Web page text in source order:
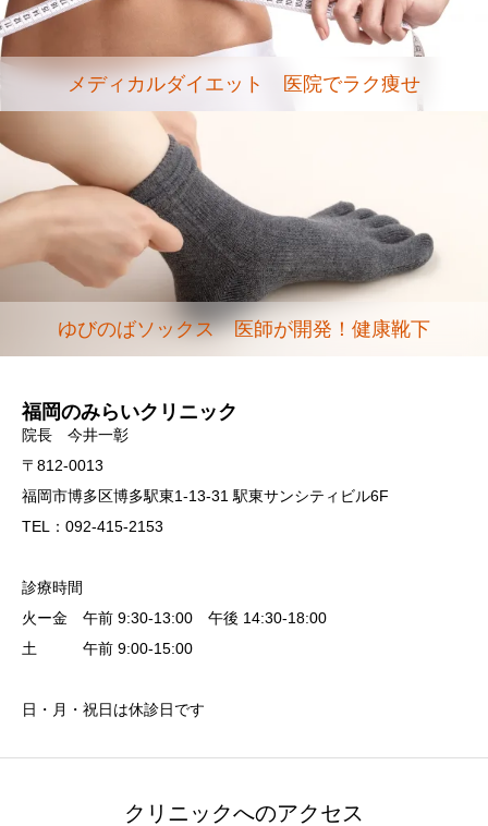
メディカルダイエット 医院でラク痩せ
ゆびのばソックス 医師が開発！健康靴下
福岡のみらいクリニック
院長 今井一彰
〒812-0013
福岡市博多区博多駅東1-13-31 駅東サンシティビル6F
TEL：092-415-2153
診療時間
火ー金 午前 9:30-13:00 午後 14:30-18:00
土 午前 9:00-15:00
日・月・祝日は休診日です
クリニックへのアクセス